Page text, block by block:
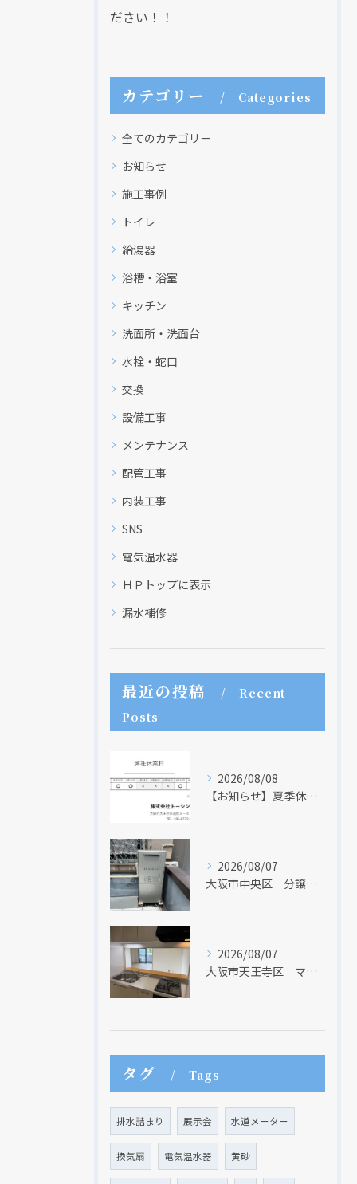
ださい！！
カテゴリー Categories
全てのカテゴリー
お知らせ
施工事例
トイレ
給湯器
浴槽・浴室
キッチン
洗面所・洗面台
水栓・蛇口
交換
設備工事
メンテナンス
配管工事
内装工事
SNS
電気温水器
ＨＰトップに表示
漏水補修
最近の投稿
Recent
Posts
2026/08/08
【お知らせ】夏季休業日のお知らせ【２０２６年】
2026/08/07
大阪市中央区 分譲マンションの給湯器取替リフォーム工事 UV除菌機能搭載給湯器
2026/08/07
大阪市天王寺区 マンションのキッチン取替及び内装リフォーム工事 クリナップ
タグ Tags
排水詰まり 展示会 水道メーター
換気扇 電気温水器 黄砂